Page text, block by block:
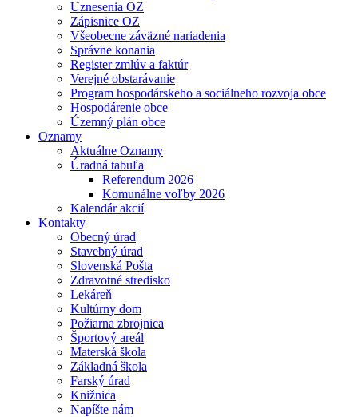
Uznesenia OZ
Zápisnice OZ
Všeobecne záväzné nariadenia
Správne konania
Register zmlúv a faktúr
Verejné obstarávanie
Program hospodárskeho a sociálneho rozvoja obce
Hospodárenie obce
Územný plán obce
Oznamy
Aktuálne Oznamy
Úradná tabuľa
Referendum 2026
Komunálne voľby 2026
Kalendár akcií
Kontakty
Obecný úrad
Stavebný úrad
Slovenská Pošta
Zdravotné stredisko
Lekáreň
Kultúrny dom
Požiarna zbrojnica
Športový areál
Materská škola
Základná škola
Farský úrad
Knižnica
Napíšte nám